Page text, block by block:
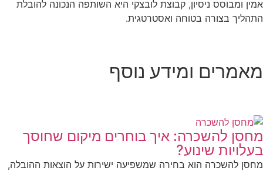
ומבוסס ניסיון, קבוצת לובצקי היא השותפה הנכונה להובלת
בצורה בטוחה ואסטרטגית.
ומידע נוסף
להשכרה: איך בוחרים מיקום שחוסך
שינוע?
להשכרה הוא בחירה שמשפיעה ישירות על הוצאות ההובלה,